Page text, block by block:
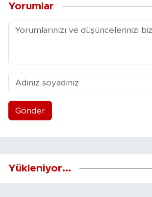
Yorumlar
Gönder
Yükleniyor...